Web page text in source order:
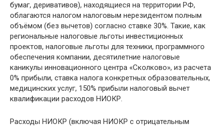
бумаг, деривативов), находящиеся на территории РФ,
облагаются налогом налоговым нерезидентом полным
объёмом (без вычетов) согласно ставке 30%. Такие, как
региональные налоговые льготы инвестиционных
проектов, налоговые льготы для техники, программного
обеспечения компании, десятилетние налоговые
каникулы инновационного центра «Сколково», из расчета
0% прибыли, ставка налога конкретных образовательных,
медицинских услуг, 150% прибыли налоговый вычет
квалификации расходов НИОКР.
Расходы НИОКР (включая НИОКР с отрицательным